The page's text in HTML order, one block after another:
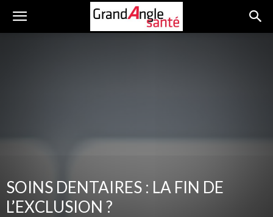
SOINS DENTAIRES : LA FIN DE
L’EXCLUSION ?